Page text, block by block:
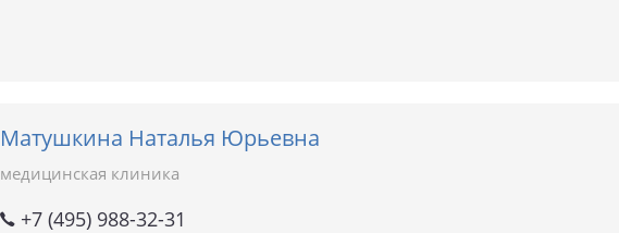
Матушкина Наталья Юрьевна
медицинская клиника
+7 (495) 988-32-31